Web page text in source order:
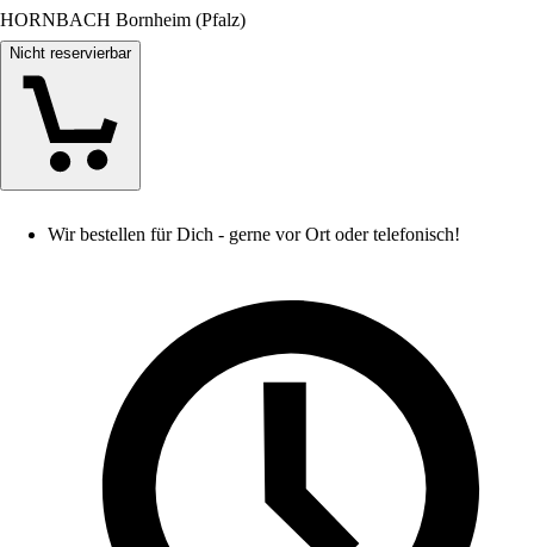
HORNBACH Bornheim (Pfalz)
Nicht reservierbar
Wir bestellen für Dich - gerne vor Ort oder telefonisch!